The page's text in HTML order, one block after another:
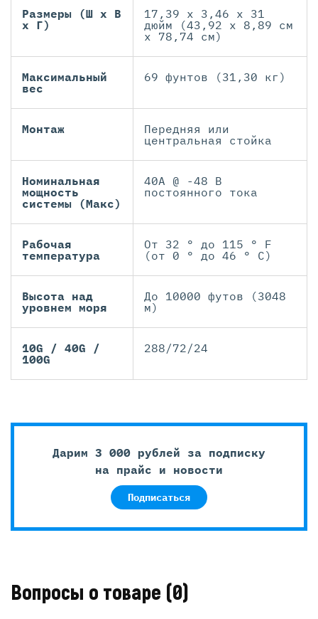
Размеры (Ш х В
х Г)
17,39 х 3,46 х 31
дюйм (43,92 х 8,89 см
х 78,74 см)
Максимальный
вес
69 фунтов (31,30 кг)
Монтаж
Передняя или
центральная стойка
Номинальная
мощность
системы (Макс)
40A @ -48 В
постоянного тока
Рабочая
температура
От 32 ° до 115 ° F
(от 0 ° до 46 ° C)
Высота над
уровнем моря
До 10000 футов (3048
м)
10G / 40G /
100G
288/72/24
Дарим 3 000 рублей за подписку
на прайс и новости
Подписаться
Вопросы о товаре (0)